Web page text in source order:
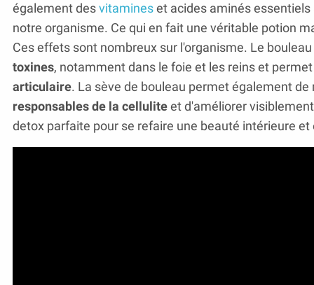
également desvitamineset acides aminés
notre organisme. Ce qui en fait une véritable potion
Ces effets sont nombreux sur l'organisme. Le
toxines, notamment dans le foie et les reins et
articulaire. La sève de bouleau permet également
responsables de la celluliteet d'améliorer
detox parfaite pour se refaire une beauté intérieure